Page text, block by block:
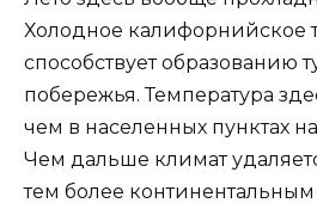
Холодное калифорнийское
способствует образованию
побережья. Температура
чем в населенных пунктах
Чем дальше климат
тем более континентальным